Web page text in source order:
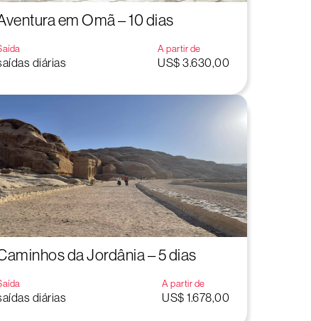
em Omã – 10 dias
diárias
A partir de
US$ 3.630,00
da Jordânia – 5 dias
diárias
A partir de
US$ 1.678,00